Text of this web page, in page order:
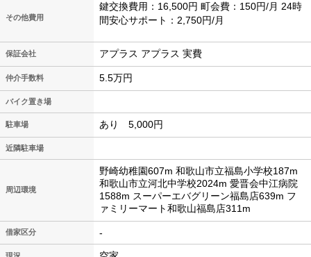
その他費用
鍵交換費用：16,500円 町会費：150円/月 24時
間安心サポート：2,750円/月
保証会社 アプラス アプラス 実費
仲介手数料 5.5万円
バイク置き場
駐車場 あり 5,000円
近隣駐車場
周辺環境
野崎幼稚園607m 和歌山市立福島小学校187m
和歌山市立河北中学校2024m 愛晋会中江病院
1588m スーパーエバグリーン福島店639m フ
ァミリーマート和歌山福島店311m
借家区分 -